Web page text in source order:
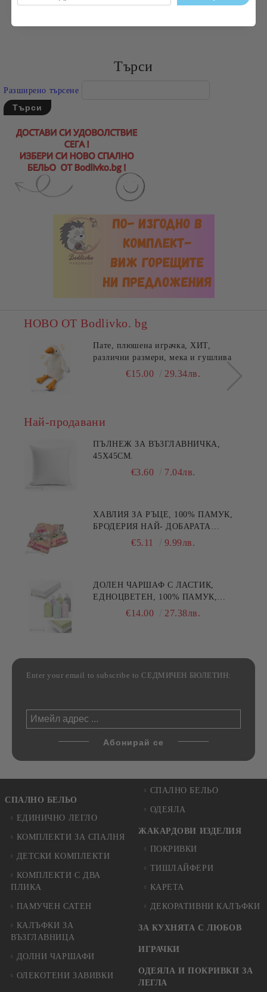
усмивки във всеки ден.
Търси
Разширено търсене
НОВО ОТ Bodlivko. bg
Пате, плюшена играчка, ХИТ,
различни размери, мека и гушлива
€15.00 29.34лв.
Най-продавани
ПЪЛНЕЖ ЗА ВЪЗГЛАВНИЧКА,
45X45СМ.
€3.60 7.04лв.
ХАВЛИЯ ЗА РЪЦЕ, 100% ПАМУК,
БРОДЕРИЯ НАЙ- ДОБАРАТА
МАЙКА/БАБА , РАЗМЕР:
€5.11 9.99лв.
ДОЛЕН ЧАРШАФ С ЛАСТИК,
ЕДНОЦВЕТЕН, 100% ПАМУК,
РАЗЛИЧНИ РАЗМЕРИ
€14.00 27.38лв.
Enter your email to subscribe to СЕДМИЧЕН БЮЛЕТИН:
СПАЛНО БЕЛЬО
ЕДИНИЧНО ЛЕГЛО
КОМПЛЕКТИ ЗА СПАЛНЯ
ДЕТСКИ КОМПЛЕКТИ
КОМПЛЕКТИ С ДВА
ПЛИКА
ПАМУЧЕН САТЕН
КАЛЪФКИ ЗА
ВЪЗГЛАВНИЦА
ДОЛНИ ЧАРШАФИ
ОЛЕКОТЕНИ ЗАВИВКИ
СПАЛНО БЕЛЬО
ОДЕЯЛА
ЖАКАРДОВИ ИЗДЕЛИЯ
ПОКРИВКИ
ТИШЛАЙФЕРИ
КАРЕТА
ДЕКОРАТИВНИ КАЛЪФКИ
ЗА КУХНЯТА С ЛЮБОВ
ИГРАЧКИ
ОДЕЯЛА И ПОКРИВКИ ЗА
ЛЕГЛА